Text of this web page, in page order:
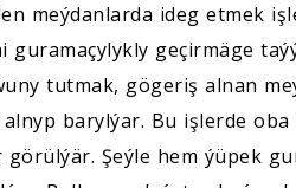
meýdanlarda ideg etmek
guramaçylykly geçirmäge
tutmak, gögeriş alnan
barylýar. Bu işlerde
Şeýle hem ýüpek